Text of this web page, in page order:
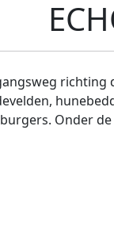
Onder